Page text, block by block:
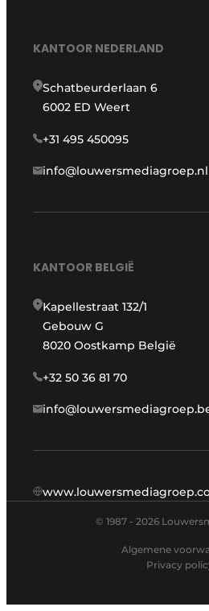
KANTOOR NEDERLAND
Schatbeurderlaan 6
6002 ED Weert
+31 495 450095
info@louwersmediagroep.nl
KANTOOR BELGIË
Kapellestraat 132/1
Gebouw G
8020 Oostkamp België
+32 50 36 81 70
© 1987 - 2026
Algemene
Privacy